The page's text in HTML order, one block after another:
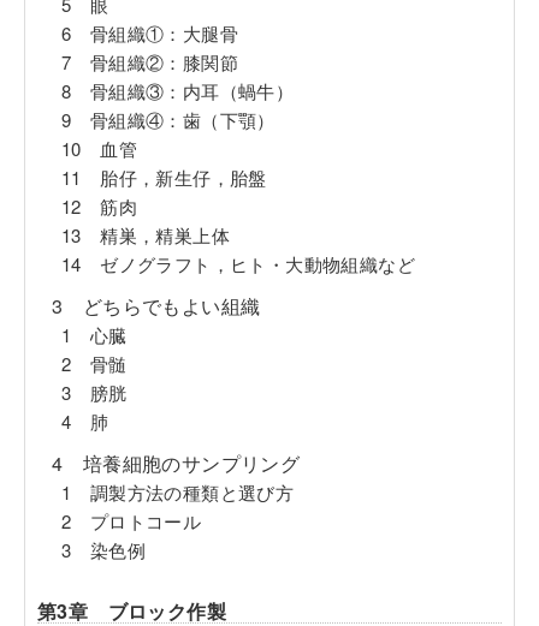
6 骨組織①：大腿骨
7 骨組織②：膝関節
8 骨組織③：内耳（蝸牛）
9 骨組織④：歯（下顎）
10 血管
11 胎仔，新生仔，胎盤
12 筋肉
13 精巣，精巣上体
14 ゼノグラフト，ヒト・大動物組織など
3 どちらでもよい組織
1 心臓
2 骨髄
3 膀胱
4 肺
4 培養細胞のサンプリング
1 調製方法の種類と選び方
2 プロトコール
3 染色例
第3章 ブロック作製